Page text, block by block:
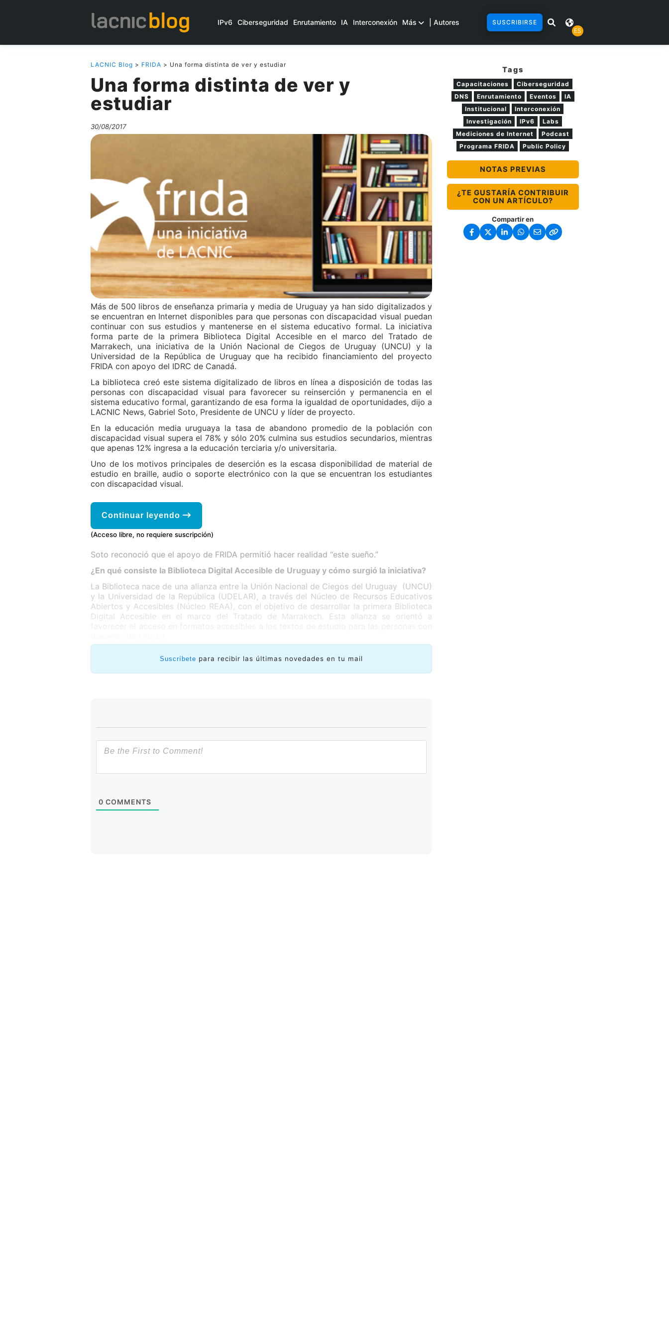
IPv6 Ciberseguridad Enrutamiento IA Interconexión Más | Autores
SUSCRIBIRSE
ES
LACNIC Blog > FRIDA > Una forma distinta de ver y estudiar
Una forma distinta de ver y
estudiar
30/08/2017
Más de 500 libros de enseñanza primaria y media de Uruguay ya han sido digitalizados y
se encuentran en Internet disponibles para que personas con discapacidad visual puedan
continuar con sus estudios y mantenerse en el sistema educativo formal. La iniciativa
forma parte de la primera Biblioteca Digital Accesible en el marco del Tratado de
Marrakech, una iniciativa de la Unión Nacional de Ciegos de Uruguay (UNCU) y la
Universidad de la República de Uruguay que ha recibido financiamiento del proyecto
FRIDA con apoyo del IDRC de Canadá.
La biblioteca creó este sistema digitalizado de libros en línea a disposición de todas las
personas con discapacidad visual para favorecer su reinserción y permanencia en el
sistema educativo formal, garantizando de esa forma la igualdad de oportunidades, dijo a
LACNIC News, Gabriel Soto, Presidente de UNCU y líder de proyecto.
En la educación media uruguaya la tasa de abandono promedio de la población con
discapacidad visual supera el 78% y sólo 20% culmina sus estudios secundarios, mientras
que apenas 12% ingresa a la educación terciaria y/o universitaria.
Uno de los motivos principales de deserción es la escasa disponibilidad de material de
estudio en braille, audio o soporte electrónico con la que se encuentran los estudiantes
con discapacidad visual.
Continuar leyendo
(Acceso libre, no requiere suscripción)
Soto reconoció que el apoyo de FRIDA permitió hacer realidad “este sueño.”
¿En qué consiste la Biblioteca Digital Accesible de Uruguay y cómo surgió la iniciativa?
La Biblioteca nace de una alianza entre la Unión Nacional de Ciegos del Uruguay (UNCU)
y la Universidad de la República (UDELAR), a través del Núcleo de Recursos Educativos
Abiertos y Accesibles (Núcleo REAA), con el objetivo de desarrollar la primera Biblioteca
Digital Accesible en el marco del Tratado de Marrakech. Esta alianza se orientó a
Suscríbete para recibir las últimas novedades en tu mail
0 COMMENTS
Tags
Capacitaciones
Ciberseguridad
DNS
Enrutamiento Eventos
IA
Institucional
Interconexión
Investigación
IPv6
Labs
Mediciones de Internet
Podcast
Programa FRIDA
Public Policy
NOTAS PREVIAS
¿TE GUSTARÍA CONTRIBUIR
CON UN ARTÍCULO?
Compartir en